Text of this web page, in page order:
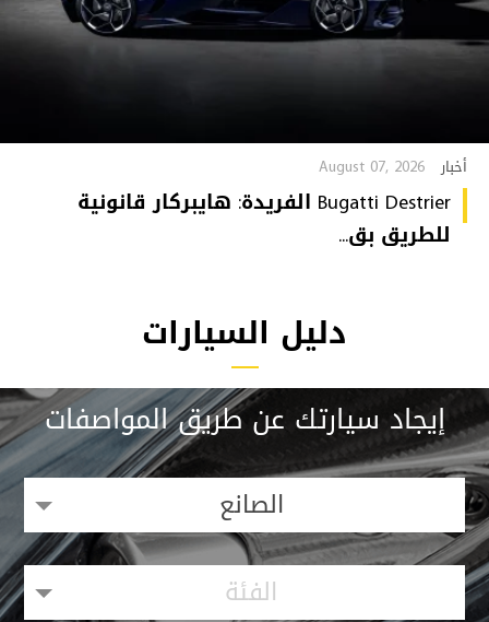
أخبار August 07, 2026
Bugatti Destrier الفريدة: هايبركار قانونية
للطريق بق...
دليل السيارات
إيجاد سيارتك عن طريق المواصفات
الصانع
الفئة